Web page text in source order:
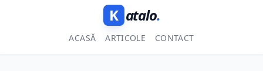
K atalo.
ACASĂ ARTICOLE CONTACT